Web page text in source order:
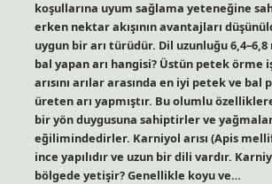
koşullarına uyum sağlama yeteneğine
erken nektar akışının avantajları
uygun bir arı türüdür. Dil uzunluğu 6,4–6,8
bal yapan arı hangisi? Üstün petek örme
arısını arılar arasında en iyi petek ve
üreten arı yapmıştır. Bu olumlu
bir yön duygusuna sahiptirler ve
eğilimindedirler. Karniyol arısı (Apis
ince yapılıdır ve uzun bir dili vardır.
bölgede yetişir? Genellikle koyu ve…